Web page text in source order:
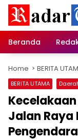
Skip
content
Beranda
Home BERITA
BERITA UTAMA
Jalan Raya